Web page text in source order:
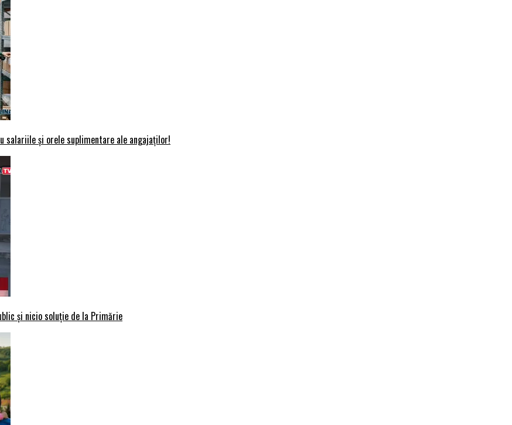
salariile și orele suplimentare ale angajaților!
și nicio soluție de la Primărie